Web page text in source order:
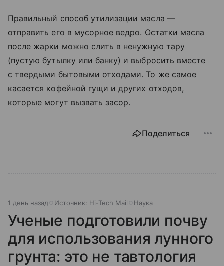
Правильный способ утилизации масла —
отправить его в мусорное ведро. Остатки масла
после жарки можно слить в ненужную тару
(пустую бутылку или банку) и выбросить вместе
с твердыми бытовыми отходами. То же самое
касается кофейной гущи и других отходов,
которые могут вызвать засор.
Поделиться
1 день назад Источник: Hi-Tech Mail Наука
Ученые подготовили почву
для использования лунного
грунта: это не тавтология